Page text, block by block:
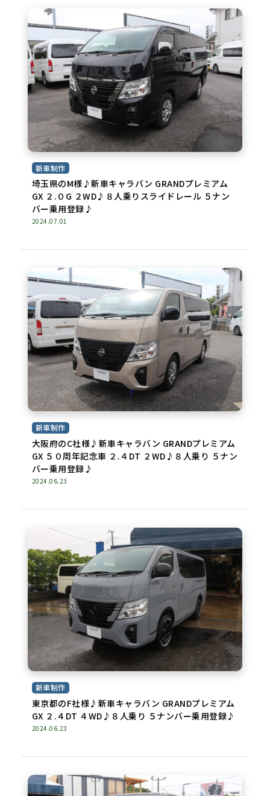
新車制作
埼玉県のM様♪新車キャラバン GRANDプレミアム
GX ２.０G ２WD♪８人乗りスライドレール ５ナン
バー乗用登録♪
2024.07.01
新車制作
大阪府のC社様♪新車キャラバン GRANDプレミアム
GX ５０周年記念車 ２.４DT ２WD♪８人乗り ５ナン
バー乗用登録♪
2024.06.23
新車制作
東京都のF社様♪新車キャラバン GRANDプレミアム
GX ２.４DT ４WD♪８人乗り ５ナンバー乗用登録♪
2024.06.23